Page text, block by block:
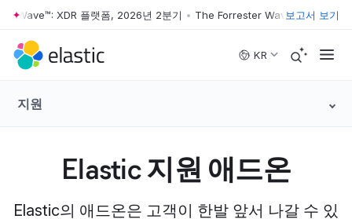
Skip to main content
XDR 플랫폼, 2026년 2분기 • The Forrester Wave™: XDR 플랫
보고서 보기
KR
지원
Elastic 지원 애드온
Elastic의 애드온은 고객이 한발 앞서 나갈 수 있